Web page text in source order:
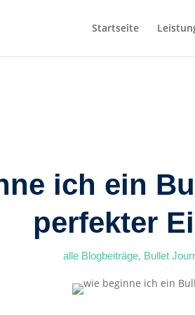
Startseite
ich ein
perfekter
alle Blogbeiträge, Bullet